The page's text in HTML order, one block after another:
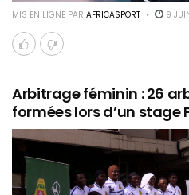
MIS EN LIGNE PAR AFRICASPORT 9
Arbitrage féminin : 26
formées lors d’un stage